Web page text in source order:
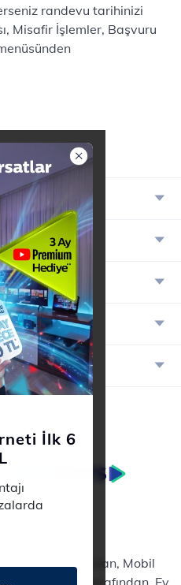
randevu tarihinizi
Misafir İşlemler, Başvuru
İlk 6
A.Ş. tarafından, Mobil